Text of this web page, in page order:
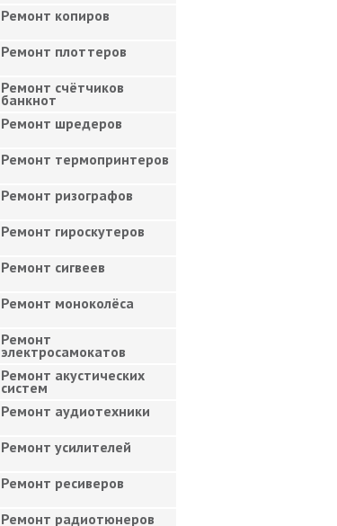
Ремонт копиров
Ремонт плоттеров
Ремонт счётчиков
банкнот
Ремонт шредеров
Ремонт термопринтеров
Ремонт ризографов
Ремонт гироскутеров
Ремонт сигвеев
Ремонт моноколёса
Ремонт
электросамокатов
Ремонт акустических
систем
Ремонт аудиотехники
Ремонт усилителей
Ремонт ресиверов
Ремонт радиотюнеров